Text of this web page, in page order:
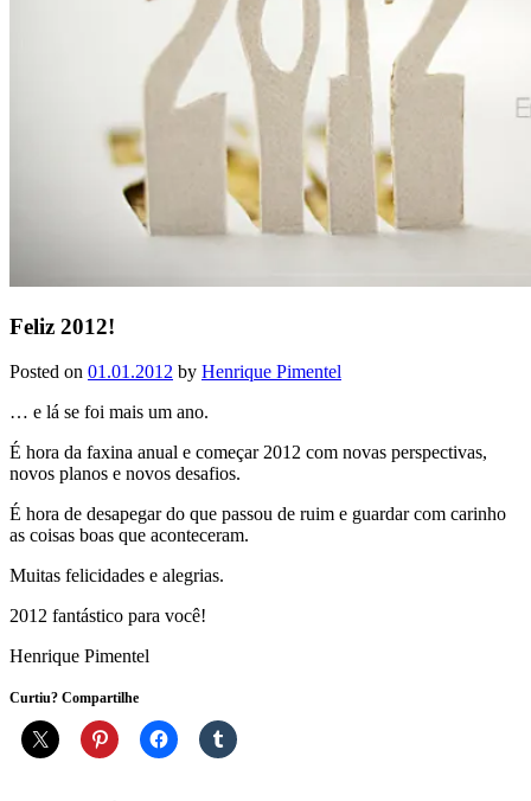
Feliz 2012!
Posted on 01.01.2012 by Henrique Pimentel
… e lá se foi mais um ano.
É hora da faxina anual e começar 2012 com novas perspectivas,
novos planos e novos desafios.
É hora de desapegar do que passou de ruim e guardar com carinho
as coisas boas que aconteceram.
Muitas felicidades e alegrias.
2012 fantástico para você!
Henrique Pimentel
Curtiu? Compartilhe